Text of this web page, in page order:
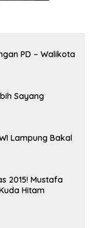
PD – Walikota
Sayang
Lampung Bakal
2015! Mustafa
Hitam